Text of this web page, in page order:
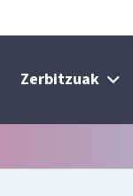
Zerbitzuak